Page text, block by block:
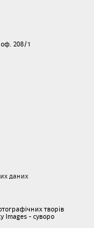
оф. 208/1
даних
творів
Images - суворо